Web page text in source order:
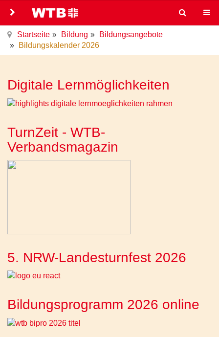
Startseite Bildung
Bildungsangebote
Bildungskalender 2026
Digitale Lernmöglichkeiten
TurnZeit - WTB-
Verbandsmagazin
5. NRW-Landesturnfest 2026
Bildungsprogramm 2026 online